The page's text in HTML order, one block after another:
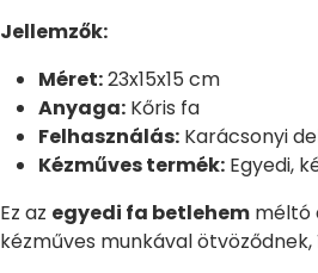
Jellemzők:
Méret:23x15x15 cm
Anyaga: Kőris fa
Felhasználás: Karácsonyi
Kézműves termék: Egyedi,
Ez az egyedi fa betlehem méltó
kézműves munkával